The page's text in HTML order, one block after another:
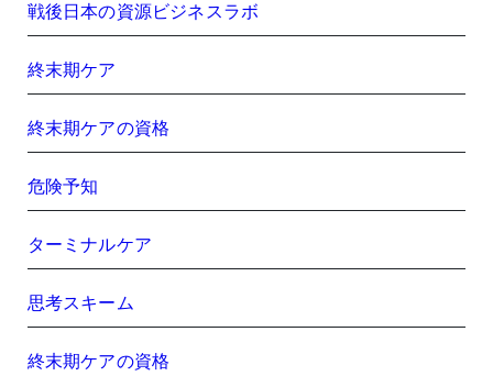
戦後日本の資源ビジネスラボ
終末期ケア
終末期ケアの資格
危険予知
ターミナルケア
思考スキーム
終末期ケアの資格